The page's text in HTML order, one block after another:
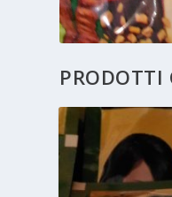
PRODOTTI